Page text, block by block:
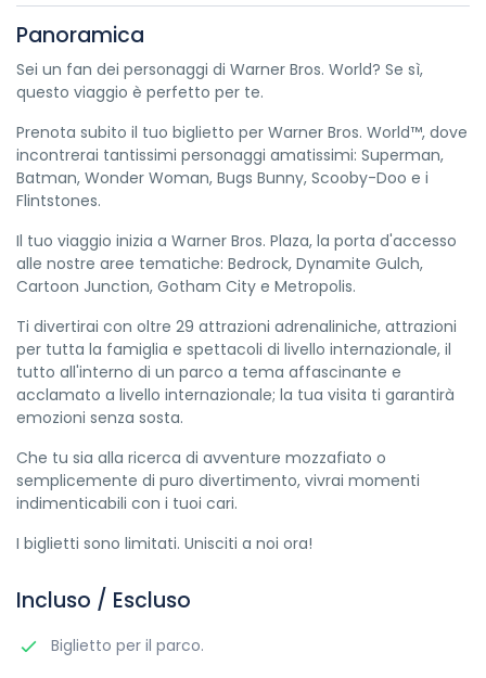
Panoramica
Sei un fan dei personaggi di Warner Bros. World? Se sì,
questo viaggio è perfetto per te.
Prenota subito il tuo biglietto per Warner Bros. World™, dove
incontrerai tantissimi personaggi amatissimi: Superman,
Batman, Wonder Woman, Bugs Bunny, Scooby-Doo e i
Flintstones.
Il tuo viaggio inizia a Warner Bros. Plaza, la porta d'accesso
alle nostre aree tematiche: Bedrock, Dynamite Gulch,
Cartoon Junction, Gotham City e Metropolis.
Ti divertirai con oltre 29 attrazioni adrenaliniche, attrazioni
per tutta la famiglia e spettacoli di livello internazionale, il
tutto all'interno di un parco a tema affascinante e
acclamato a livello internazionale; la tua visita ti garantirà
emozioni senza sosta.
Che tu sia alla ricerca di avventure mozzafiato o
semplicemente di puro divertimento, vivrai momenti
indimenticabili con i tuoi cari.
I biglietti sono limitati. Unisciti a noi ora!
Incluso / Escluso
Biglietto per il parco.